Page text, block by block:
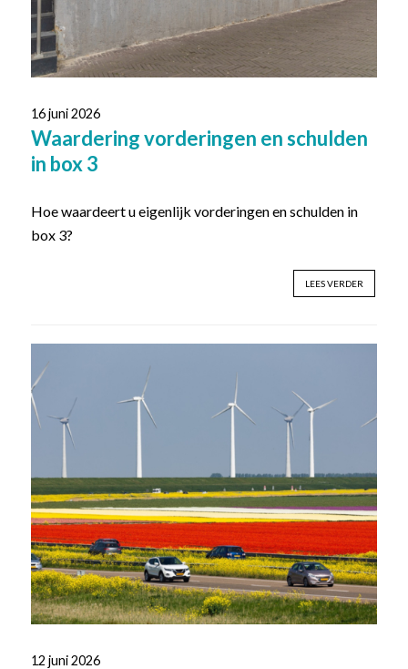
16 juni 2026
Waardering vorderingen en schulden
in box 3
Hoe waardeert u eigenlijk vorderingen en schulden in
box 3?
LEES VERDER
12 juni 2026